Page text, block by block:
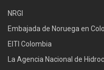
NRGI
Embajada de Noruega en
EITI Colombia
La Agencia Nacional de